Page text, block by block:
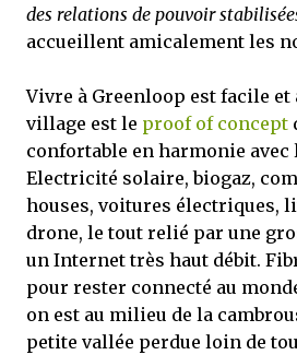
des relations de pouvoir
accueillent amicalement les
Vivre à Greenloop est facile et
village est le proof of concept
confortable en harmonie avec
Electricité solaire, biogaz,
houses, voitures électriques,
drone, le tout relié par une
un Internet très haut débit.
pour rester connecté au
on est au milieu de la
petite vallée perdue loin de